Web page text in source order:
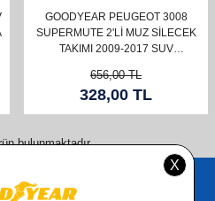
GOODYEAR PEUGEOT 3008
SUPERMUTE 2'LI MUZ SILECEK
TAKIMI 2009-2017 SUV
656,00TL
328,00 TL
bulunmaktadır.